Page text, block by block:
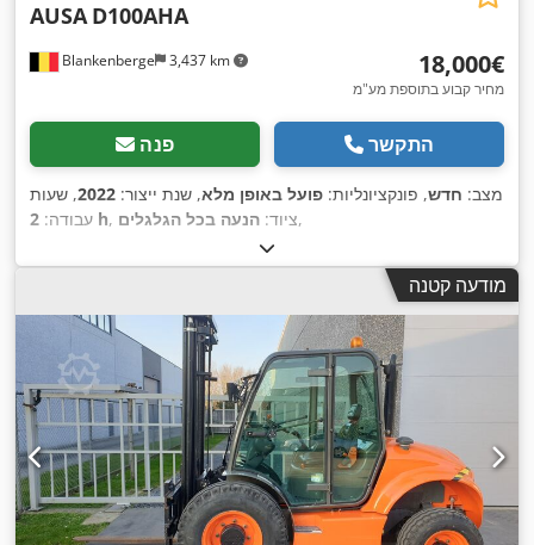
Blankenberge 3,437 km
AUSA D100AHA
‏18,000 ‏€
מחיר קבוע בתוספת מע"מ
פנה התקשר
מצב: חדש, פונקציונליות: פועל באופן מלא, שנת ייצור: 2022, שעות
עבודה: 2 h , ציוד: הנעה בכל הגלגלים ,
מודעה קטנה